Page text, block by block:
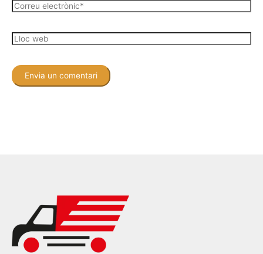
Correu
Lloc